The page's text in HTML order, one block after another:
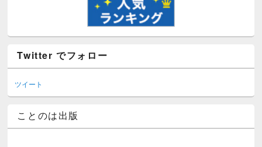
Twitter でフォロー
ツイート
ことのは出版